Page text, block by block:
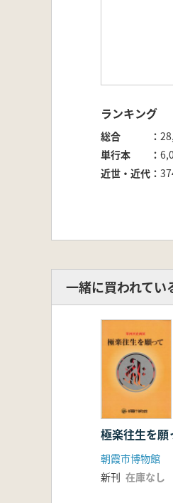
ランキング
総合
単行本
近世・近代
一緒に買われてい
極楽往生を願
朝霞市博物館
新刊 在庫なし